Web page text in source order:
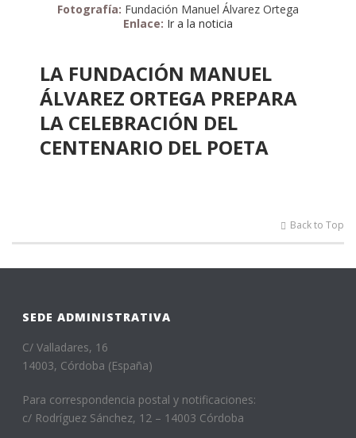
Fotografía: Fundación Manuel Álvarez Ortega
Enlace: Ir a la noticia
LA FUNDACIÓN MANUEL
ÁLVAREZ ORTEGA PREPARA
LA CELEBRACIÓN DEL
CENTENARIO DEL POETA
Back to Top
SEDE ADMINISTRATIVA
C/ Valladares, 16
14003, Córdoba (España)
Para correspondencia postal y notificaciones:
c/ Rodríguez Sánchez, 12 – 14003 Córdoba